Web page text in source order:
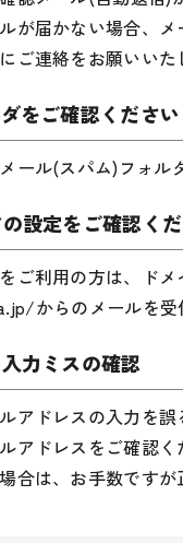
が届かない場合、
ご連絡をお願いいた
をご確認ください
ール(スパム)フォル
設定をご確認く
ご利用の方は、ド
からのメールを受
力ミスの確認
アドレスの入力を
アドレスをご確認く
合は、お手数です